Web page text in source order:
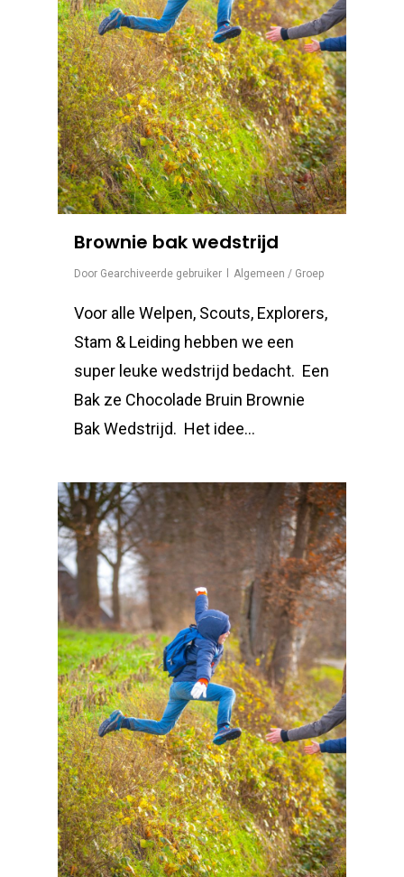
Brownie bak wedstrijd
Door Gearchiveerde gebruiker Algemeen / Groep
Voor alle Welpen, Scouts, Explorers,
Stam & Leiding hebben we een
super leuke wedstrijd bedacht. Een
Bak ze Chocolade Bruin Brownie
Bak Wedstrijd. Het idee…